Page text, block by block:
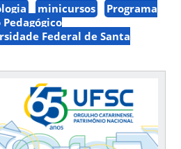
minicursos
Programa
Federal de Santa